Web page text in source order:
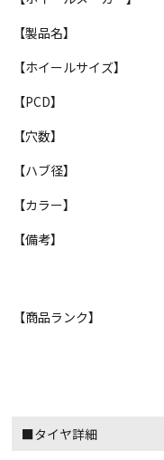
【製品名】
【ホイールサイズ】
【PCD】
【穴数】
【ハブ径】
【カラー】
【備考】
【商品ランク】
■タイヤ詳細